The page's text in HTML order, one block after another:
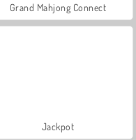
Grand Mahjong Connect
Jackpot